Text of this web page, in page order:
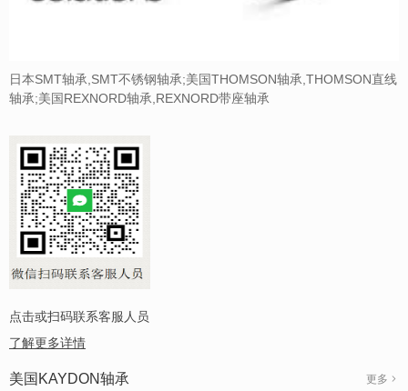
日本SMT轴承,SMT不锈钢轴承;美国THOMSON轴承,THOMSON直线
轴承;美国REXNORD轴承,REXNORD带座轴承
点击或扫码联系客服人员
了解更多详情
美国KAYDON轴承 更多